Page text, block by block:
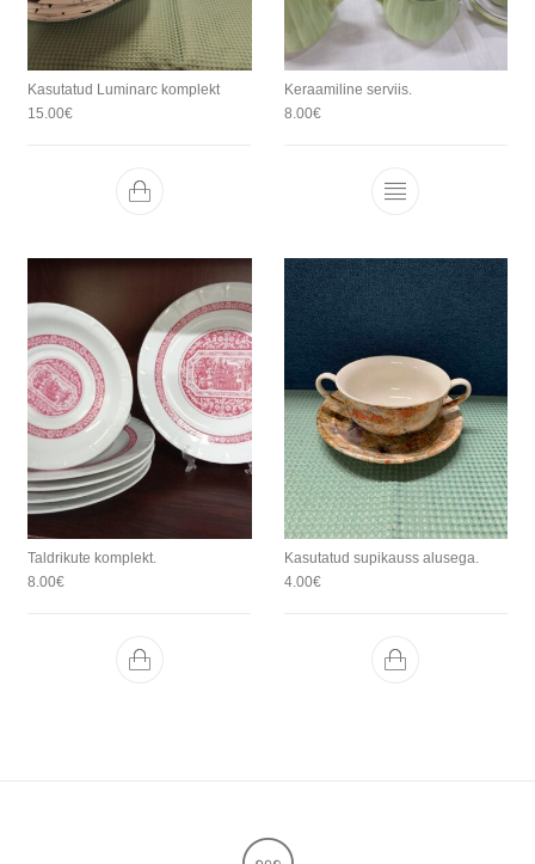
Kasutatud Luminarc komplekt
15.00€
Keraamiline serviis.
8.00€
Taldrikute komplekt.
8.00€
Kasutatud supikauss alusega.
4.00€